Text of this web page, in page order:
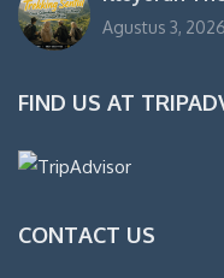
Agustus 3, 2026
FIND US AT
CONTACT US